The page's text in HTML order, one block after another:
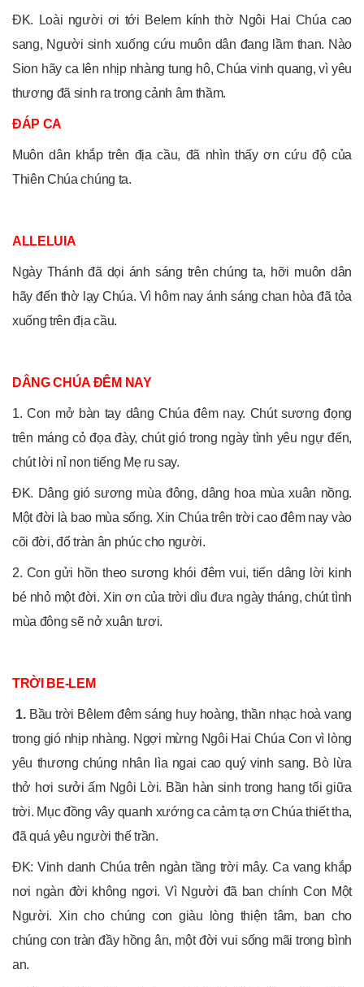
ĐK. Loài người ơi tới Belem kính thờ Ngôi Hai Chúa cao
sang, Người sinh xuống cứu muôn dân đang lầm than. Nào
Sion hãy ca lên nhịp nhàng tung hô, Chúa vinh quang, vì yêu
thương đã sinh ra trong cảnh âm thầm.
ĐÁP CA
Muôn dân khắp trên địa cầu, đã nhìn thấy ơn cứu độ của
Thiên Chúa chúng ta.
ALLELUIA
Ngày Thánh đã dọi ánh sáng trên chúng ta, hỡi muôn dân
hãy đến thờ lạy Chúa. Vì hôm nay ánh sáng chan hòa đã tỏa
xuống trên địa cầu.
DÂNG CHÚA ĐÊM NAY
1. Con mở bàn tay dâng Chúa đêm nay. Chút sương đọng
trên máng cỏ đọa đày, chút gió trong ngày tình yêu ngự đến,
chút lời nỉ non tiếng Mẹ ru say.
ĐK. Dâng gió sương mùa đông, dâng hoa mùa xuân nồng.
Một đời là bao mùa sống. Xin Chúa trên trời cao đêm nay vào
cõi đời, đổ tràn ân phúc cho người.
2. Con gửi hồn theo sương khói đêm vui, tiến dâng lời kinh
bé nhỏ một đời. Xin ơn của trời dìu đưa ngày tháng, chút tình
mùa đông sẽ nở xuân tươi.
TRỜI BE-LEM
1. Bầu trời Bêlem đêm sáng huy hoàng, thần nhạc hoà vang
trong gió nhịp nhàng. Ngợi mừng Ngôi Hai Chúa Con vì lòng
yêu thương chúng nhân lìa ngai cao quý vinh sang. Bò lừa
thở hơi sưởi ấm Ngôi Lời. Bần hàn sinh trong hang tối giữa
trời. Mục đồng vây quanh xướng ca cảm tạ ơn Chúa thiết tha,
đã quá yêu người thế trần.
ĐK: Vinh danh Chúa trên ngàn tầng trời mây. Ca vang khắp
nơi ngàn đời không ngơi. Vì Người đã ban chính Con Một
Người. Xin cho chúng con giàu lòng thiện tâm, ban cho
chúng con tràn đầy hồng ân, một đời vui sống mãi trong bình
an.